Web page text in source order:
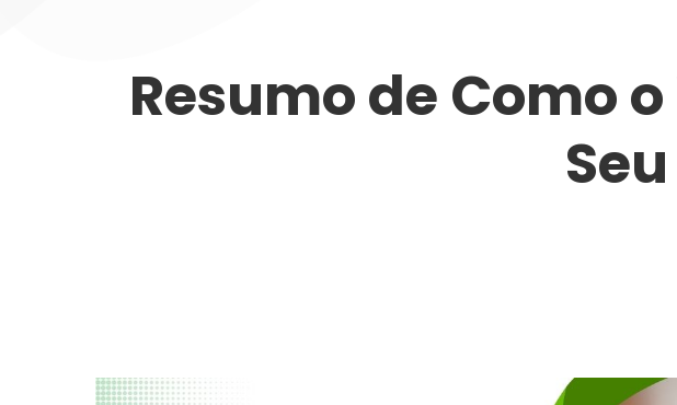
Resumo de Como